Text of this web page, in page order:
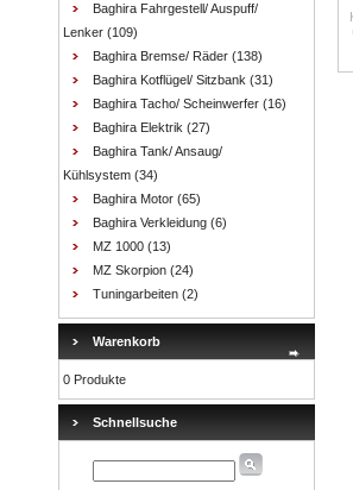
Baghira Fahrgestell/ Auspuff/
Lenker (109)
Baghira Bremse/ Räder (138)
Baghira Kotflügel/ Sitzbank (31)
Baghira Tacho/ Scheinwerfer (16)
Baghira Elektrik (27)
Baghira Tank/ Ansaug/
Kühlsystem (34)
Baghira Motor (65)
Baghira Verkleidung (6)
MZ 1000 (13)
MZ Skorpion (24)
Tuningarbeiten (2)
Warenkorb
0 Produkte
Schnellsuche